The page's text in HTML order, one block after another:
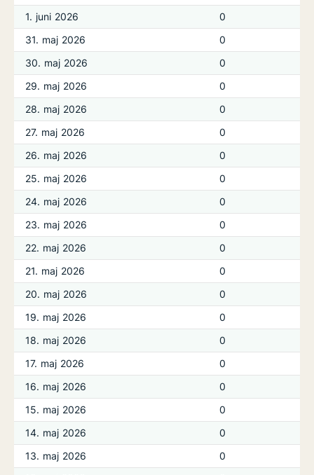
1. juni 2026
0
31. maj 2026
0
30. maj 2026
0
29. maj 2026
0
28. maj 2026
0
27. maj 2026
0
26. maj 2026
0
25. maj 2026
0
24. maj 2026
0
23. maj 2026
0
22. maj 2026
0
21. maj 2026
0
20. maj 2026
0
19. maj 2026
0
18. maj 2026
0
17. maj 2026
0
16. maj 2026
0
15. maj 2026
0
14. maj 2026
0
13. maj 2026
0